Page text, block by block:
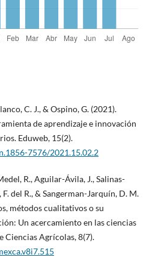
C. J., & Ospino, G. (2021).
de aprendizaje e innovación
Eduweb, 15(2).
7576/2021.15.02.2
R., Aguilar-Ávila, J., Salinas-
del R., & Sangerman-Jarquín, D. M.
métodos cualitativos o su
Un acercamiento en las ciencias
Ciencias Agrícolas, 8(7).